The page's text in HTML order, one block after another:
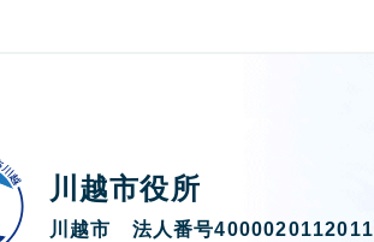
川越市役所
川越市 法人番号4000020112011